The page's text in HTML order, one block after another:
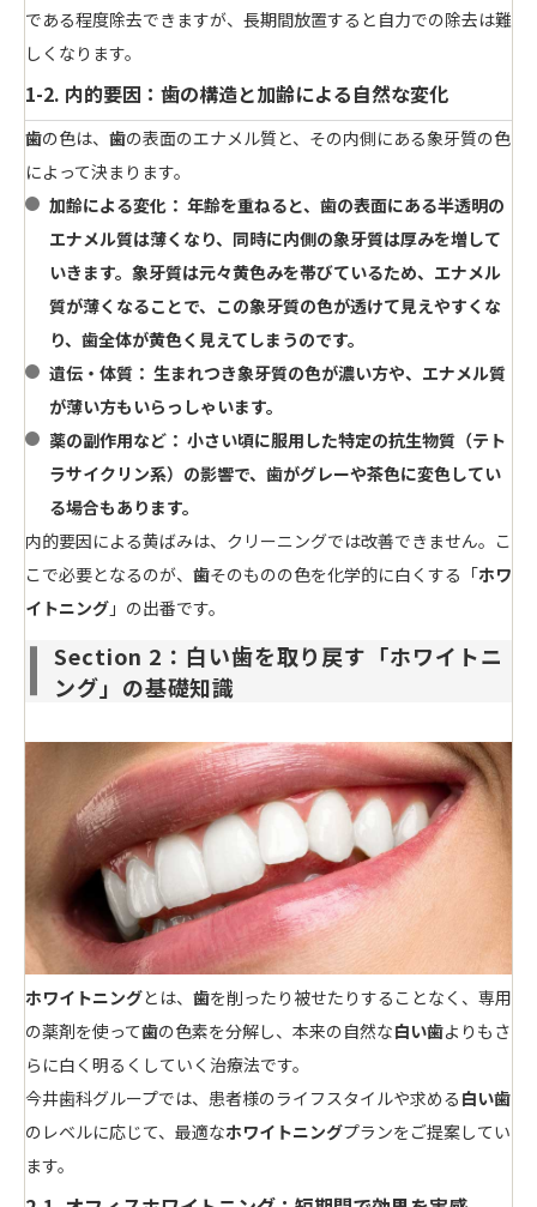
である程度除去できますが、長期間放置すると自力での除去は難
しくなります。
1-2. 内的要因：歯の構造と加齢による自然な変化
歯の色は、 歯の表面のエナメル質と、その内側にある象牙質の色
によって決まります。
加齢による変化： 年齢を重ねると、 歯の表面にある半透明の
エナメル質は薄くなり、同時に内側の象牙質は厚みを増して
いきます。象牙質は元々黄色みを帯びているため、エナメル
質が薄くなることで、この象牙質の色が透けて見えやすくな
り、 歯全体が黄色く見えてしまうのです。
遺伝・体質： 生まれつき象牙質の色が濃い方や、エナメル質
が薄い方もいらっしゃいます。
薬の副作用など： 小さい頃に服用した特定の抗生物質（テト
ラサイクリン系）の影響で、 歯がグレーや茶色に変色してい
る場合もあります。
内的要因による黄ばみは、クリーニングでは改善できません。こ
こで必要となるのが、 歯そのものの色を化学的に白くする「ホワ
イトニング 」の出番です。
Section 2：白い歯を取り戻す「ホワイトニ
ング」の基礎知識
ホワイトニングとは、 歯を削ったり被せたりすることなく、専用
の薬剤を使って歯の色素を分解し、本来の自然な白い歯よりもさ
らに白く明るくしていく治療法です。
今井歯科グループでは、患者様のライフスタイルや求める 白い歯
のレベルに応じて、最適なホワイトニングプランをご提案してい
ます。